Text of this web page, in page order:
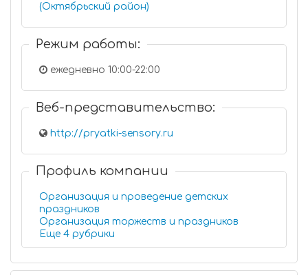
(Октябрьский район)
Режим работы:
ежедневно 10:00-22:00
Веб-представительство:
http://pryatki-sensory.ru
Профиль компании
Организация и проведение детских
праздников
Организация торжеств и праздников
Еще 4 рубрики